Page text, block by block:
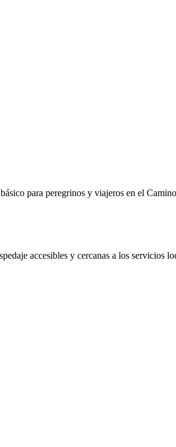
básico para peregrinos y viajeros en el
accesibles y cercanas a los servicios